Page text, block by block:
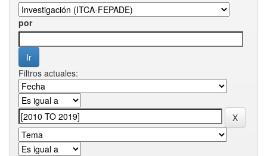
por
Filtros actuales: